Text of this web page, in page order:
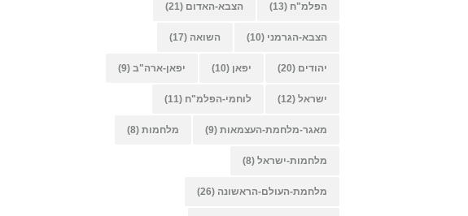
הפלמ"ח (13) הצבא-האדום (21)
הצבא-הגרמני (10) השואה (17)
יהודים (20) יפאן (10) יפאן-ארה"ב (9)
ישראל (12) לוחמי-הפלמ"ח (11)
מאגר-מלחמת-העצמאות (9) מלחמות (8)
מלחמות-ישראל (8)
מלחמת-העולם-הראשונה (26)